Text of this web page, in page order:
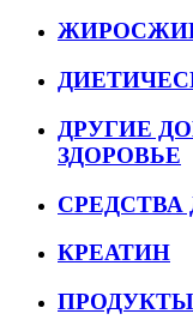
ДРУГИЕ
ЗДОРОВЬЕ
СРЕДСТВА
КРЕАТИН